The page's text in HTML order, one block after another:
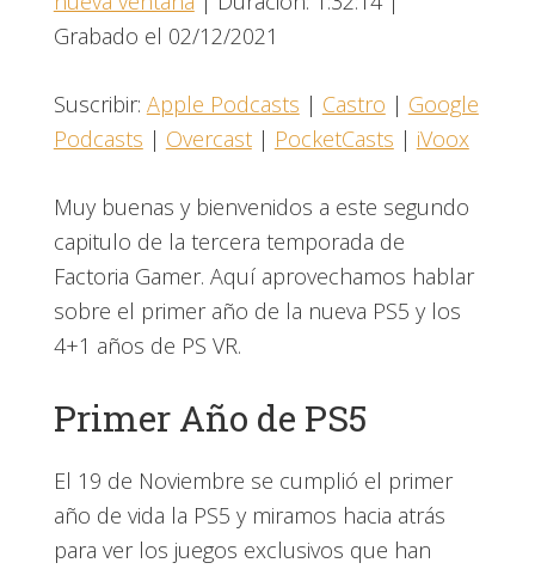
Google Podcasts
FEED RSS
INCRUSTAR
Grabado el 02/12/2021
Suscribir: Apple Podcasts | Castro | Google
Podcasts | Overcast| PocketCasts | iVoox
Muy buenas y bienvenidos a este segundo
capitulo de la tercera temporada de
Factoria Gamer. Aquí aprovechamos hablar
sobre el primer año de la nueva PS5 y los
4+1 años de PS VR.
Primer Año de PS5
El 19 de Noviembre se cumplió el primer
año de vida la PS5 y miramos hacia atrás
para ver los juegos exclusivos que han